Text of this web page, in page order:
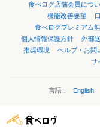
食べログ店舗会員につ
機能改善要望
食べログプレミアム
個人情報保護方針
外部
推奨環境
ヘルプ・お問
サ
言語： English